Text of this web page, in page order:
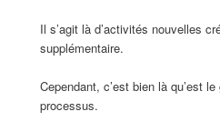
Il s’agit là d’activités nouvelles
supplémentaire.
Cependant, c’est bien là qu’est
processus.